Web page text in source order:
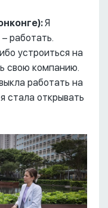
Я
работать.
устроиться на
свою компанию.
работать на
стала открывать